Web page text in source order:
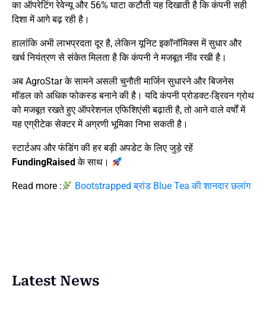
का ऑपरेटिंग रेवेन्यू और 56% घाटा कटौती यह दिखाती है कि कंपनी सही
दिशा में आगे बढ़ रही है।
हालांकि अभी लाभप्रदता दूर है, लेकिन यूनिट इकॉनॉमिक्स में सुधार और
खर्च नियंत्रण से संकेत मिलता है कि कंपनी ने मजबूत नींव रखी है।
अब AgroStar के सामने असली चुनौती मार्जिन सुधारने और बिजनेस
मॉडल को अधिक फोकस्ड बनाने की है। यदि कंपनी प्रोडक्ट-ड्रिवन ग्रोथ
को मजबूत रखते हुए ऑपरेशनल एफिशिएंसी बढ़ाती है, तो आने वाले वर्षों में
यह एग्रीटेक सेक्टर में अग्रणी भूमिका निभा सकती है।
स्टार्टअप और फंडिंग की हर बड़ी अपडेट के लिए जुड़े रहें
FundingRaised के साथ।
Read more : Bootstrapped ब्रांड Blue Tea की शानदार छलांग
Latest News